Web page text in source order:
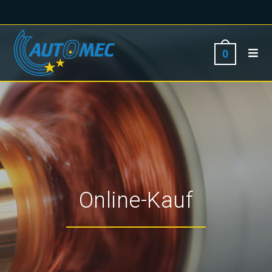
0
Online-Kauf